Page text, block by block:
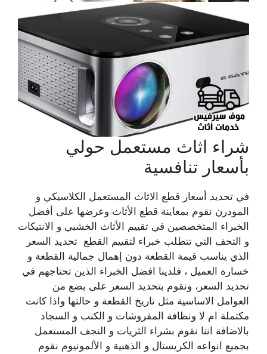
شراء اثاث مستعمل حولي
بأسعار تنافسية
في تحديد أسعار قطع الاثاث المستعمل الكلاسيكي و
المودرن نقوم بمعاينة قطع الأثاث وعرضها على أفضل
الخبراء المتخصصين في تقييم الأثاث الخشبي و الانتيكات
و التحف التي تتطلب خبراء لتقييم القطع تحديد السعر
الذي يناسب قيمة القطعة دون إهمال جمالية القطعة و
خسارة العميل ، فلدينا افضل الخبراء الذين تحتاجهم في
تحديد السعر، ونقوم بتحديد السعر على بضع من
العوامل الاساسية مثل تاريخ القطعة و حالتها واذا كانت
مكتملة ام لا ونظافة المفروشات و الكنب و السجاد
بالاضافة اننا نقوم بشراء الثريات و النجف المستعمل
بجميع انواعه الكريستال و الذهبية و الألمونيوم نقوم